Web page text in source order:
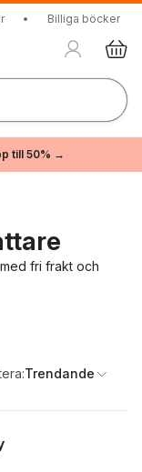
• Billiga böcker
till 50% →
fri frakt och
Trendande